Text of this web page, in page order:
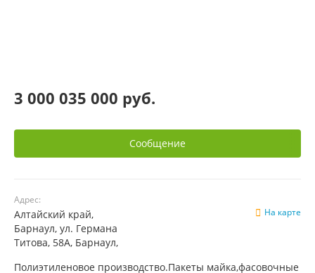
3 000 035 000 руб.
Сообщение
Адрес:
Алтайский край,
Барнаул, ул. Германа
Титова, 58А, Барнаул,
На карте
Полиэтиленовое производство.Пакеты майка,фасовочные